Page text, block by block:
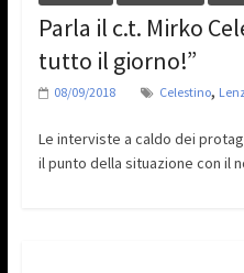
Parla il c.t. Mirko
tutto il giorno!”
08/09/2018 Celestino,
Le interviste a caldo dei
il punto della situazione con il